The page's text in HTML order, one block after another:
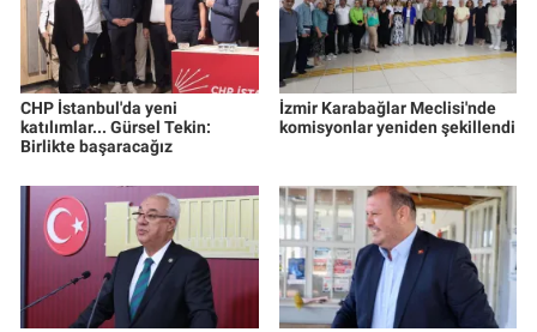
CHP İstanbul'da yeni
katılımlar... Gürsel Tekin:
Birlikte başaracağız
İzmir Karabağlar Meclisi'nde
komisyonlar yeniden şekillendi